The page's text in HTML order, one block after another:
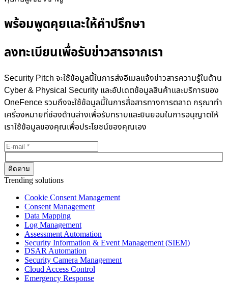
พร้อมพูดคุยและให้คำปรึกษา
ลงทะเบียนเพื่อรับข่าวสารจากเรา
Security Pitch จะใช้ข้อมูลนี้ในการส่งอีเมลแจ้งข่าวสารความรู้ในด้าน
Cyber & Physical Security และอัปเดตข้อมูลสินค้าและบริการของ
OneFence รวมถึงจะใช้ข้อมูลนี้ในการสื่อสารทางการตลาด กรุณาทำ
เครื่องหมายที่ช่องด้านล่างเพื่อรับทราบและยินยอมในการอนุญาตให้
เราใช้ข้อมูลของคุณเพื่อประโยชน์ของคุณเอง
Trending solutions
Cookie Consent Management
Consent Management
Data Mapping
Log Management
Assessment Automation
Security Information & Event Management (SIEM)
DSAR Automation
Security Camera Management
Cloud Access Control
Emergency Response